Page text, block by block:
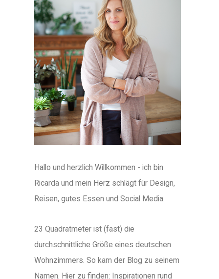
Hallo und herzlich Willkommen - ich bin
Ricarda und mein Herz schlägt für Design,
Reisen, gutes Essen und Social Media.
23 Quadratmeter ist (fast) die
durchschnittliche Größe eines deutschen
Wohnzimmers. So kam der Blog zu seinem
Namen. Hier zu finden: Inspirationen rund